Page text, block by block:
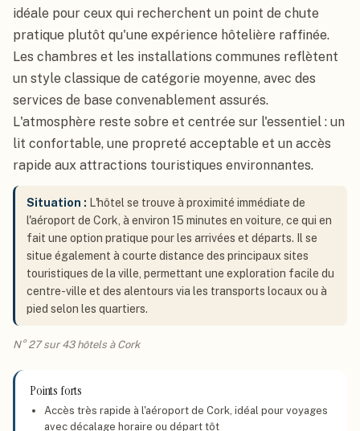
idéale pour ceux qui recherchent un point de chute
pratique plutôt qu'une expérience hôtelière raffinée.
Les chambres et les installations communes reflètent
un style classique de catégorie moyenne, avec des
services de base convenablement assurés.
L'atmosphère reste sobre et centrée sur l'essentiel : un
lit confortable, une propreté acceptable et un accès
rapide aux attractions touristiques environnantes.
Situation : L'hôtel se trouve à proximité immédiate de
l'aéroport de Cork, à environ 15 minutes en voiture, ce qui en
fait une option pratique pour les arrivées et départs. Il se
situe également à courte distance des principaux sites
touristiques de la ville, permettant une exploration facile du
centre-ville et des alentours via les transports locaux ou à
pied selon les quartiers.
N° 27 sur 43 hôtels à Cork
Points forts
Accès très rapide à l'aéroport de Cork, idéal pour voyages
avec décalage horaire ou départ tôt